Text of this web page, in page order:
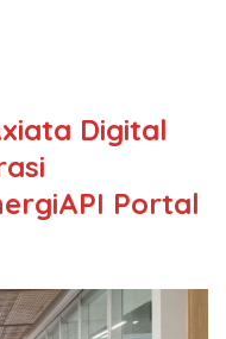
Digital
Portal